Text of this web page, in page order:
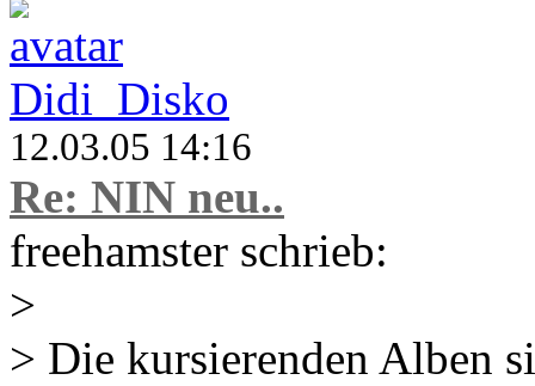
Didi_Disko
12.03.05 14:16
Re: NIN neu..
freehamster schrieb:
>
> Die kursierenden Alben